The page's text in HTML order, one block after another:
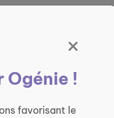
Ogénie !
favorisant le